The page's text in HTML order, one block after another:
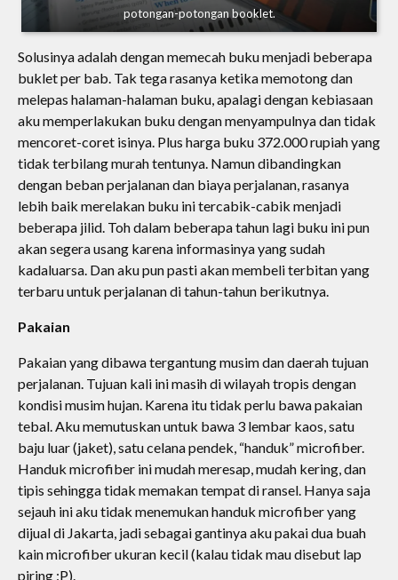
potongan-potongan booklet.
Solusinya adalah dengan memecah buku menjadi beberapa
buklet per bab. Tak tega rasanya ketika memotong dan
melepas halaman-halaman buku, apalagi dengan kebiasaan
aku memperlakukan buku dengan menyampulnya dan tidak
mencoret-coret isinya. Plus harga buku 372.000 rupiah yang
tidak terbilang murah tentunya. Namun dibandingkan
dengan beban perjalanan dan biaya perjalanan, rasanya
lebih baik merelakan buku ini tercabik-cabik menjadi
beberapa jilid. Toh dalam beberapa tahun lagi buku ini pun
akan segera usang karena informasinya yang sudah
kadaluarsa. Dan aku pun pasti akan membeli terbitan yang
terbaru untuk perjalanan di tahun-tahun berikutnya.
Pakaian
Pakaian yang dibawa tergantung musim dan daerah tujuan
perjalanan. Tujuan kali ini masih di wilayah tropis dengan
kondisi musim hujan. Karena itu tidak perlu bawa pakaian
tebal. Aku memutuskan untuk bawa 3 lembar kaos, satu
baju luar (jaket), satu celana pendek, “handuk” microfiber.
Handuk microfiber ini mudah meresap, mudah kering, dan
tipis sehingga tidak memakan tempat di ransel. Hanya saja
sejauh ini aku tidak menemukan handuk microfiber yang
dijual di Jakarta, jadi sebagai gantinya aku pakai dua buah
kain microfiber ukuran kecil (kalau tidak mau disebut lap
piring :P).